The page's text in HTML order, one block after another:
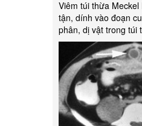
Viêm túi thừa
tận, dính vào đoạn
phân, dị vật trong túi